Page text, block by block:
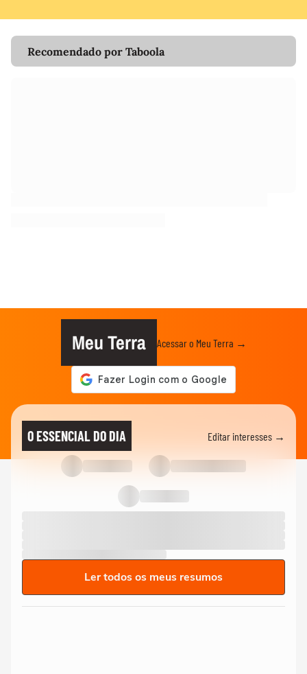
Recomendado por Taboola
Meu Terra Acessar o Meu Terra →
O ESSENCIAL DO DIA Editar interesses →
Ler todos os meus resumos